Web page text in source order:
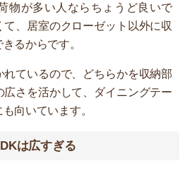
物が多い人ならちょうど良いで
、居室のクローゼット以外に収
るからです。
れているので、どちらかを収納部
広さを活かして、ダイニングテー
向いています。
は広すぎる